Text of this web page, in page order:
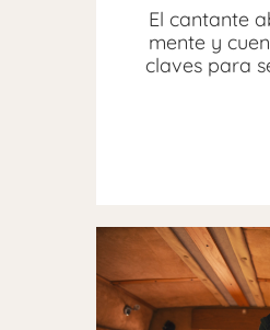
El cantante
mente y
claves para